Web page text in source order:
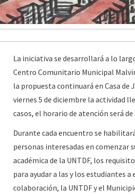
La iniciativa se desarrollará a lo
Centro Comunitario Municipal
la propuesta continuará en Casa de
viernes 5 de diciembre la actividad
casos, el horario de atención será de
Durante cada encuentro se
personas interesadas en comenzar
académica de la UNTDF, los
para ayudar a las y los estudiantes
colaboración, la UNTDF y el